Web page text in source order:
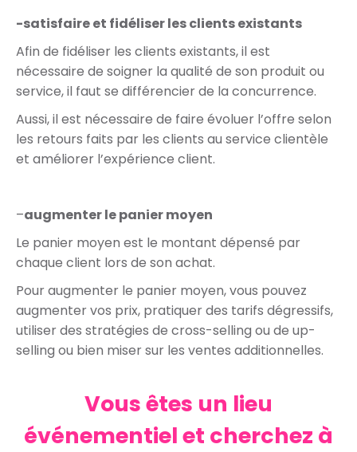
-satisfaire et fidéliser les clients existants
Afin de fidéliser les clients existants, il est
nécessaire de soigner la qualité de son produit ou
service, il faut se différencier de la concurrence.
Aussi, il est nécessaire de faire évoluer l’offre selon
les retours faits par les clients au service clientèle
et améliorer l’expérience client.
–augmenter le panier moyen
Le panier moyen est le montant dépensé par
chaque client lors de son achat.
Pour augmenter le panier moyen, vous pouvez
augmenter vos prix, pratiquer des tarifs dégressifs,
utiliser des stratégies de cross-selling ou de up-
selling ou bien miser sur les ventes additionnelles.
Vous êtes un lieu
événementiel et cherchez à